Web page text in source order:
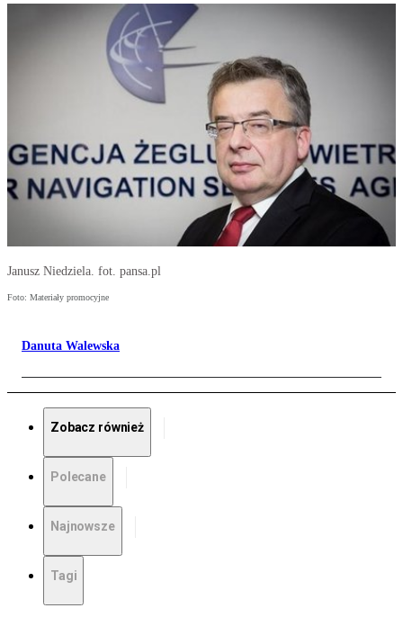
Janusz Niedziela. fot. pansa.pl
Foto: Materiały promocyjne
Danuta Walewska
Zobacz również
Polecane
Najnowsze
Tagi